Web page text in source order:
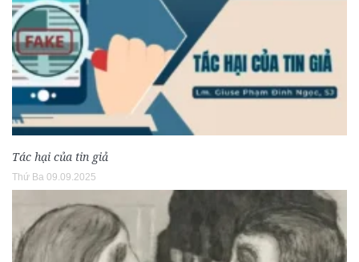
Tác hại của tin giả
Thứ Ba 09.09.2025